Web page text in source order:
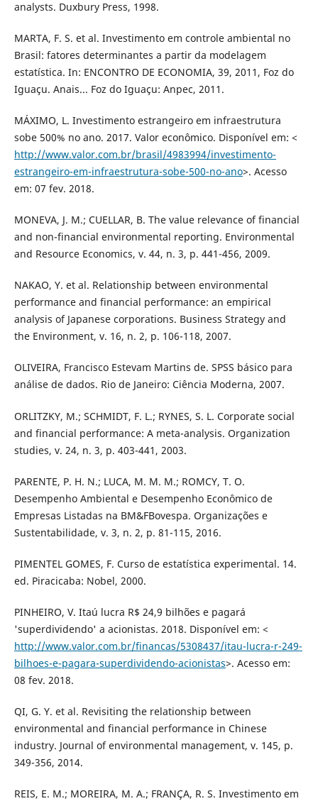
analysts. Duxbury Press, 1998.
MARTA, F. S. et al. Investimento em controle ambiental no
Brasil: fatores determinantes a partir da modelagem
estatística. In: ENCONTRO DE ECONOMIA, 39, 2011, Foz do
Iguaçu. Anais... Foz do Iguaçu: Anpec, 2011.
MÁXIMO, L. Investimento estrangeiro em infraestrutura
sobe 500% no ano. 2017. Valor econômico. Disponível em: <
http://www.valor.com.br/brasil/4983994/investimento-
estrangeiro-em-infraestrutura-sobe-500-no-ano>. Acesso
em: 07 fev. 2018.
MONEVA, J. M.; CUELLAR, B. The value relevance of financial
and non-financial environmental reporting. Environmental
and Resource Economics, v. 44, n. 3, p. 441-456, 2009.
NAKAO, Y. et al. Relationship between environmental
performance and financial performance: an empirical
analysis of Japanese corporations. Business Strategy and
the Environment, v. 16, n. 2, p. 106-118, 2007.
OLIVEIRA, Francisco Estevam Martins de. SPSS básico para
análise de dados. Rio de Janeiro: Ciência Moderna, 2007.
ORLITZKY, M.; SCHMIDT, F. L.; RYNES, S. L. Corporate social
and financial performance: A meta-analysis. Organization
studies, v. 24, n. 3, p. 403-441, 2003.
PARENTE, P. H. N.; LUCA, M. M. M.; ROMCY, T. O.
Desempenho Ambiental e Desempenho Econômico de
Empresas Listadas na BM&FBovespa. Organizações e
Sustentabilidade, v. 3, n. 2, p. 81-115, 2016.
PIMENTEL GOMES, F. Curso de estatística experimental. 14.
ed. Piracicaba: Nobel, 2000.
PINHEIRO, V. Itaú lucra R$ 24,9 bilhões e pagará
'superdividendo' a acionistas. 2018. Disponível em: <
http://www.valor.com.br/financas/5308437/itau-lucra-r-249-
bilhoes-e-pagara-superdividendo-acionistas>. Acesso em:
08 fev. 2018.
QI, G. Y. et al. Revisiting the relationship between
environmental and financial performance in Chinese
industry. Journal of environmental management, v. 145, p.
349-356, 2014.
REIS, E. M.; MOREIRA, M. A.; FRANÇA, R. S. Investimento em